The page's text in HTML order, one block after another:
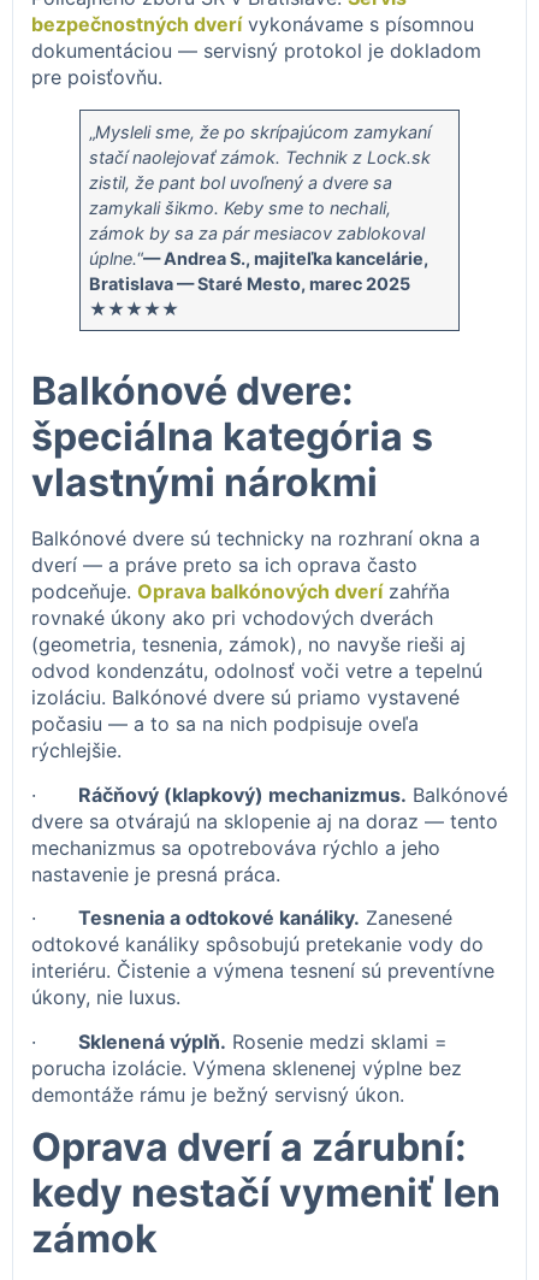
bezpečnostných dverívykonávame s písomnou
dokumentáciou — servisný protokol je dokladom
pre poisťovňu.
„Mysleli sme, že po skrípajúcom zamykaní
stačí naolejovať zámok. Technik z Lock.sk
zistil, že pant bol uvoľnený a dvere sa
zamykali šikmo. Keby sme to nechali,
zámok by sa za pár mesiacov zablokoval
úplne.“— Andrea S., majiteľka kancelárie,
Bratislava — Staré Mesto, marec 2025
★★★★★
Balkónové dvere:
špeciálna kategória s
vlastnými nárokmi
Balkónové dvere sú technicky na rozhraní okna a
dverí — a práve preto sa ich oprava často
podceňuje. Oprava balkónových dverízahŕňa
rovnaké úkony ako pri vchodových dverách
(geometria, tesnenia, zámok), no navyše rieši aj
odvod kondenzátu, odolnosť voči vetre a tepelnú
izoláciu. Balkónové dvere sú priamo vystavené
počasiu — a to sa na nich podpisuje oveľa
rýchlejšie.
· Ráčňový (klapkový) mechanizmus. Balkónové
dvere sa otvárajú na sklopenie aj na doraz — tento
mechanizmus sa opotrebováva rýchlo a jeho
nastavenie je presná práca.
· Tesnenia a odtokové kanáliky. Zanesené
odtokové kanáliky spôsobujú pretekanie vody do
interiéru. Čistenie a výmena tesnení sú preventívne
úkony, nie luxus.
· Sklenená výplň. Rosenie medzi sklami =
porucha izolácie. Výmena sklenenej výplne bez
demontáže rámu je bežný servisný úkon.
Oprava dverí a zárubní:
kedy nestačí vymeniť len
zámok